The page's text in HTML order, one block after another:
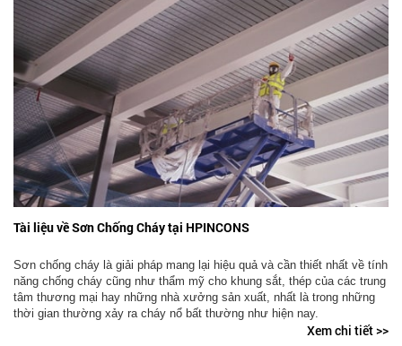
Tài liệu về Sơn Chống Cháy tại HPINCONS
Sơn chống cháy là giải pháp mang lại hiệu quả và cần thiết nhất về tính
năng chống cháy cũng như thẩm mỹ cho khung sắt, thép của các trung
tâm thương mại hay những nhà xưởng sản xuất, nhất là trong những
thời gian thường xảy ra cháy nổ bất thường như hiện nay.
Xem chi tiết >>